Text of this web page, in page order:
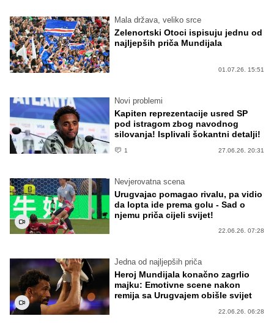
Mala država, veliko srce
Zelenortski Otoci ispisuju jednu od
najljepših priča Mundijala
01.07.26. 15:51
Novi problemi
Kapiten reprezentacije usred SP
pod istragom zbog navodnog
silovanja! Isplivali šokantni detalji!
1 27.06.26. 20:31
Nevjerovatna scena
Urugvajac pomagao rivalu, pa vidio
da lopta ide prema golu - Sad o
njemu priča cijeli svijet!
22.06.26. 07:28
Jedna od najljepših priča
Heroj Mundijala konačno zagrlio
majku: Emotivne scene nakon
remija sa Urugvajem obišle svijet
22.06.26. 06:28